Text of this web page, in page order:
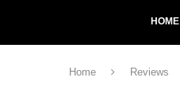
HOME
Home Reviews